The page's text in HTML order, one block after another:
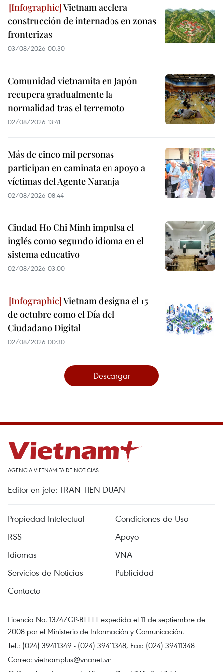
Vietnam acelera
construcción de internados en zonas
fronterizas
03/08/2026 00:30
Comunidad vietnamita en Japón
recupera gradualmente la
normalidad tras el terremoto
02/08/2026 13:41
Más de cinco mil personas
participan en caminata en apoyo a
víctimas del Agente Naranja
02/08/2026 08:44
Ciudad Ho Chi Minh impulsa el
inglés como segundo idioma en el
sistema educativo
02/08/2026 03:00
Vietnam designa el 15
de octubre como el Día del
Ciudadano Digital
02/08/2026 00:30
Descargar
AGENCIA VIETNAMITA DE NOTICIAS
Editor en jefe: TRAN TIEN DUAN
Propiedad Intelectual
Condiciones de Uso
RSS
Apoyo
Idiomas
VNA
Servicios de Noticias
Publicidad
Contacto
Licencia No. 1374/GP-BTTTT expedida el 11 de septiembre de
2008 por el Ministerio de Información y Comunicación.
Tel.: (024) 39411349 - (024) 39411348, Fax: (024) 39411348
Correo: vietnamplus@vnanet.vn